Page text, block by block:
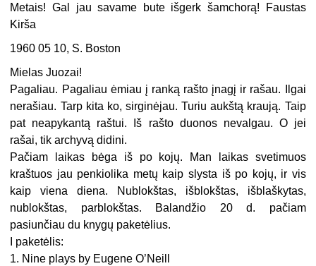
Metais! Gal jau savame bute išgerk šamchorą! Faustas
Kirša
1960 05 10, S. Boston
Mielas Juozai!
Pagaliau. Pagaliau ėmiau į ranką rašto įnagį ir rašau. Ilgai
nerašiau. Tarp kita ko, sirginėjau. Turiu aukštą kraują. Taip
pat neapykantą raštui. Iš rašto duonos nevalgau. O jei
rašai, tik archyvą didini.
Pačiam laikas bėga iš po kojų. Man laikas svetimuos
kraštuos jau penkiolika metų kaip slysta iš po kojų, ir vis
kaip viena diena. Nublokštas, išblokštas, išblaškytas,
nublokštas, parblokštas. Balandžio 20 d. pačiam
pasiunčiau du knygų paketėlius.
I paketėlis:
1. Nine plays by Eugene O’Neill